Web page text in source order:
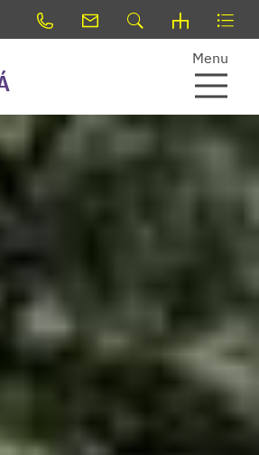
Menu